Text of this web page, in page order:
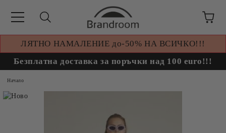
ЛЯТНО НАМАЛЕНИЕ до-50% НА ВСИЧКО!!!
Безплатна доставка за поръчки над 100 euro!!!
Начало